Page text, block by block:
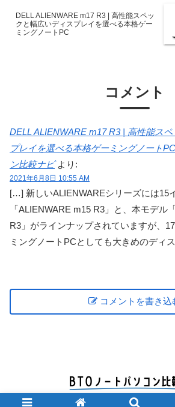
DELL ALIENWARE m17 R3 | 高性能スペッ
クと幅広いディスプレイを選べる本格ゲー
ミングノートPC
コメント
DELL ALIENWARE m17 R3 | 高性能ス
プレイを選べる本格ゲーミングノート
ン比較ナビ より:
2021年6月8日 10:55 AM
[…] 新しいALIENWAREシリーズには15
「ALIENWARE m15 R3」と、本モデル
R3」がラインナップされていますが、
ミングノートPCとしても大きめのディ
コメントを書き込